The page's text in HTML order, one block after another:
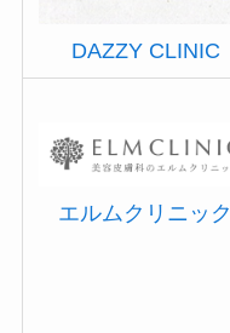
DAZZY CLINIC
エルムクリニック